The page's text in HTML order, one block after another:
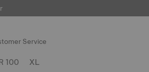
Service
100 XL